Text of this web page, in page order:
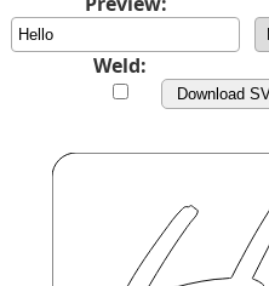
Weld:
Download